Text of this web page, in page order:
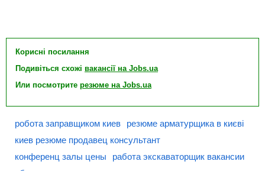
Корисні посилання
Подивіться схожі вакансії на Jobs.ua
Или посмотрите резюме на Jobs.ua
робота заправщиком киев
резюме арматурщика в києві
киев резюме продавец консультант
конференц залы цены
работа экскаваторщик вакансии